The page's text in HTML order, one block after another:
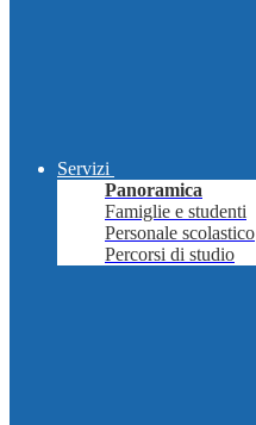
Servizi
Panoramica
Famiglie e studenti
Personale scolastico
Percorsi di studio